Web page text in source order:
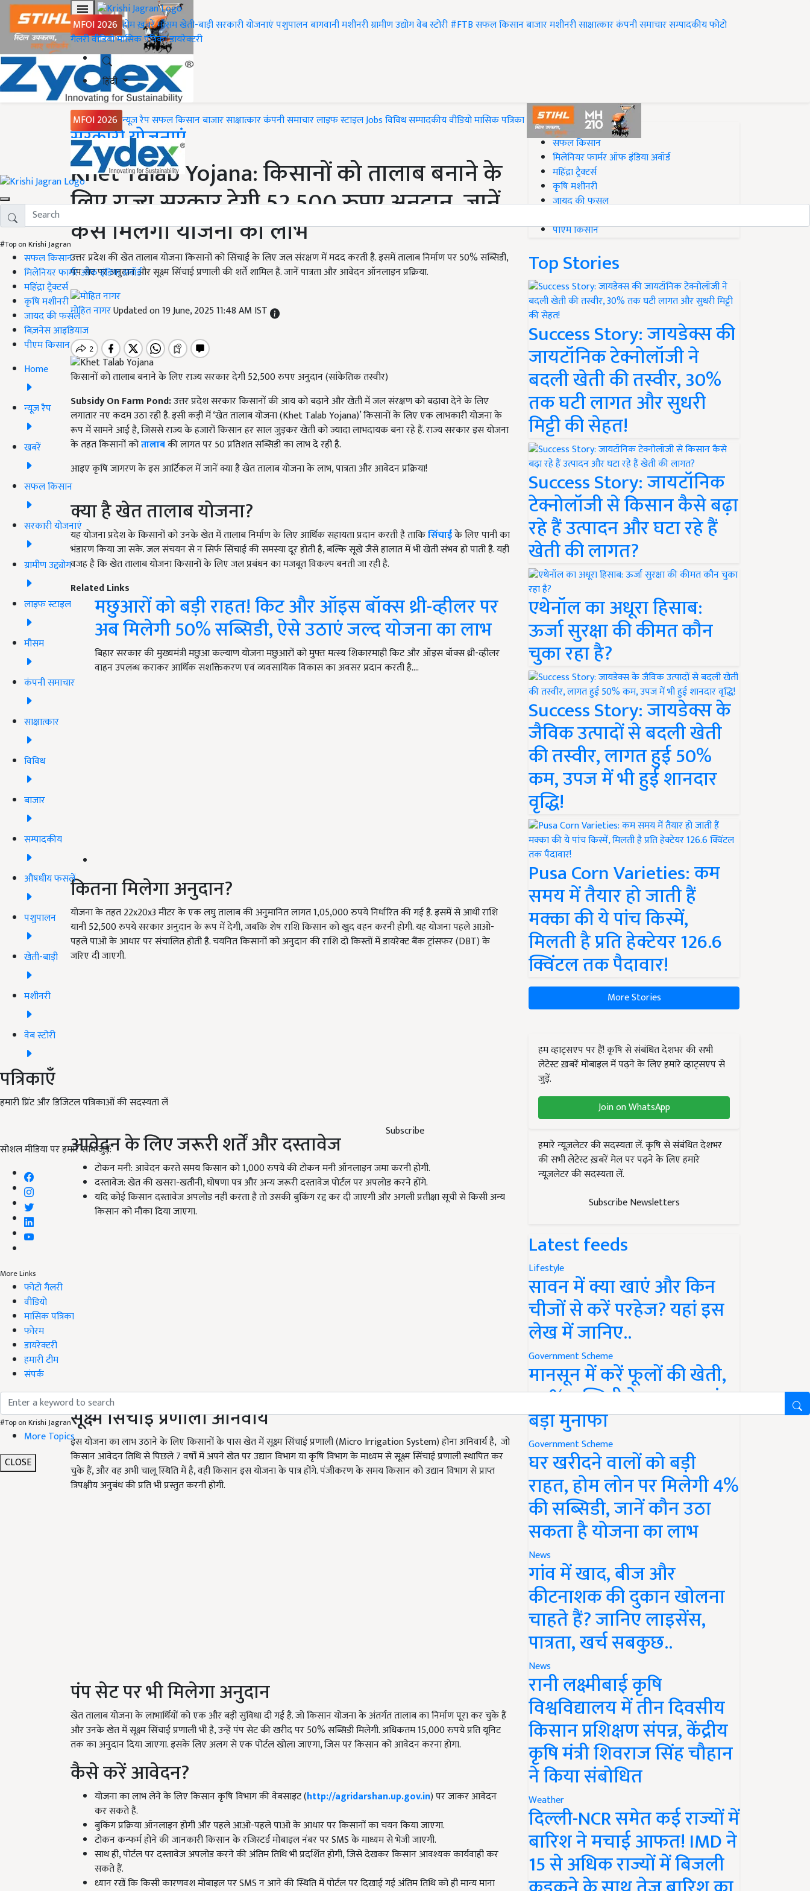
MFOI 2026 होमख़बरेंमौसमखेती-बाड़ीसरकारी योजनाएंपशुपालनबागवानीमशीनरीग्रामीण उद्योगवेब स्टोरी#FTBसफल किसानबाजारमशीनरीसाक्षात्कारकंपनी समाचारसम्पादकीयफोटो
गैलरीवीडियोमासिक पत्रिकाडायरेक्टरी
हिंदी
MFOI 2026 न्यूज़ रैपसफल किसानबाजारसाक्षात्कारकंपनी समाचारलाइफ स्टाइलJobsविविधसम्पादकीयवीडियोमासिक पत्रिका
#Top on Krishi Jagran
सफल किसान
मिलेनियर फार्मर ऑफ इंडिया अवॉर्ड
महिंद्रा ट्रैक्टर्स
कृषि मशीनरी
जायद की फसल
बिज़नेस आइडियाज
पीएम किसान
Home
न्यूज़ रैप
खबरें
सफल किसान
सरकारी योजनाएं
ग्रामीण उद्द्योग
लाइफ स्टाइल
मौसम
कंपनी समाचार
साक्षात्कार
विविध
बाजार
सम्पादकीय
औषधीय फसलें
पशुपालन
खेती-बाड़ी
मशीनरी
वेब स्टोरी
पत्रिकाएँ
हमारी प्रिंट और डिजिटल पत्रिकाओं की सदस्यता लें
Subscribe
सोशल मीडिया पर हमारे साथ जुड़ें:
More Links
फोटो गैलरी
वीडियो
मासिक पत्रिका
फोरम
डायरेक्टरी
हमारी टीम
संपर्क
#Top on Krishi Jagran
More Topics
CLOSE
Home
सरकारी योजनाएं
Khet Talab Yojana: किसानों को तालाब बनाने के
लिए राज्य सरकार देगी 52,500 रुपए अनुदान, जानें
कैसे मिलेगा योजना का लाभ
उत्तर प्रदेश की खेत तालाब योजना किसानों को सिंचाई के लिए जल संरक्षण में मदद करती है. इसमें तालाब निर्माण पर 50% सब्सिडी,
पंप सेट पर अनुदान और सूक्ष्म सिंचाई प्रणाली की शर्तें शामिल हैं. जानें पात्रता और आवेदन ऑनलाइन प्रक्रिया.
मोहित नागरUpdated on 19 June, 2025 11:48 AM IST
किसानों को तालाब बनाने के लिए राज्य सरकार देगी 52,500 रुपए अनुदान (सांकेतिक तस्वीर)
Subsidy On Farm Pond:उत्तर प्रदेश सरकार किसानों की आय को बढ़ाने और खेती में जल संरक्षण को बढ़ावा देने के लिए
लगातार नए कदम उठा रही है. इसी कड़ी में ‘खेत तालाब योजना (Khet Talab Yojana)’ किसानों के लिए एक लाभकारी योजना के
रूप में सामने आई है, जिससे राज्य के हजारों किसान हर साल जुड़कर खेती को ज्यादा लाभदायक बना रहे हैं. राज्य सरकार इस योजना
के तहत किसानों कोतालाबकी लागत पर 50 प्रतिशत सब्सिडी का लाभ दे रही है.
आइए कृषि जागरण के इस आर्टिकल में जानें क्या है खेत तालाब योजना के लाभ, पात्रता और आवेदन प्रक्रिया!
क्या है खेत तालाब योजना?
यह योजना प्रदेश के किसानों को उनके खेत में तालाब निर्माण के लिए आर्थिक सहायता प्रदान करती है ताकिसिंचाईके लिए पानी का
भंडारण किया जा सके. जल संचयन से न सिर्फ सिंचाई की समस्या दूर होती है, बल्कि सूखे जैसे हालात में भी खेती संभव हो पाती है. यही
वजह है कि खेत तालाब योजना किसानों के लिए जल प्रबंधन का मजबूत विकल्प बनती जा रही है.
Related Links
मछुआरों को बड़ी राहत! किट और ऑइस बॉक्स थ्री-व्हीलर पर
अब मिलेगी 50% सब्सिडी, ऐसे उठाएं जल्द योजना का लाभ
बिहार सरकार की मुख्यमंत्री मछुआ कल्याण योजना मछुआरों को मुफ्त मत्स्य शिकारमाही किट और ऑइस बॉक्स थ्री-व्हीलर
वाहन उपलब्ध कराकर आर्थिक सशक्तिकरण एवं व्यवसायिक विकास का अवसर प्रदान करती है.…
कितना मिलेगा अनुदान?
योजना के तहत 22x20x3 मीटर के एक लघु तालाब की अनुमानित लागत 1,05,000 रुपये निर्धारित की गई है. इसमें से आधी राशि
यानी 52,500 रुपये सरकार अनुदान के रूप में देगी, जबकि शेष राशि किसान को खुद वहन करनी होगी. यह योजना पहले आओ-
पहले पाओ के आधार पर संचालित होती है. चयनित किसानों को अनुदान की राशि दो किस्तों में डायरेक्ट बैंक ट्रांसफर (DBT) के
जरिए दी जाएगी.
आवेदन के लिए जरूरी शर्तें और दस्तावेज
टोकन मनी: आवेदन करते समय किसान को 1,000 रुपये की टोकन मनी ऑनलाइन जमा करनी होगी.
दस्तावेज: खेत की खसरा-खतौनी, घोषणा पत्र और अन्य जरूरी दस्तावेज पोर्टल पर अपलोड करने होंगे.
यदि कोई किसान दस्तावेज अपलोड नहीं करता है तो उसकी बुकिंग रद्द कर दी जाएगी और अगली प्रतीक्षा सूची से किसी अन्य
किसान को मौका दिया जाएगा.
सूक्ष्म सिंचाई प्रणाली अनिवार्य
इस योजना का लाभ उठाने के लिए किसानों के पास खेत में सूक्ष्म सिंचाई प्रणाली (Micro Irrigation System) होना अनिवार्य है, जो
किसान आवेदन तिथि से पिछले 7 वर्षों में अपने खेत पर उद्यान विभाग या कृषि विभाग के माध्यम से सूक्ष्म सिंचाई प्रणाली स्थापित कर
चुके हैं, और वह अभी चालू स्थिति में है, वही किसान इस योजना के पात्र होंगे. पंजीकरण के समय किसान को उद्यान विभाग से प्राप्त
त्रिपक्षीय अनुबंध की प्रति भी प्रस्तुत करनी होगी.
पंप सेट पर भी मिलेगा अनुदान
खेत तालाब योजना के लाभार्थियों को एक और बड़ी सुविधा दी गई है. जो किसान योजना के अंतर्गत तालाब का निर्माण पूरा कर चुके हैं
और उनके खेत में सूक्ष्म सिंचाई प्रणाली भी है, उन्हें पंप सेट की खरीद पर 50% सब्सिडी मिलेगी. अधिकतम 15,000 रुपये प्रति यूनिट
तक का अनुदान दिया जाएगा. इसके लिए अलग से एक पोर्टल खोला जाएगा, जिस पर किसान को आवेदन करना होगा.
कैसे करें आवेदन?
योजना का लाभ लेने के लिए किसान कृषि विभाग की वेबसाइट (http://agridarshan.up.gov.in) पर जाकर आवेदन
कर सकते हैं.
बुकिंग प्रक्रिया ऑनलाइन होगी और पहले आओ-पहले पाओ के आधार पर किसानों का चयन किया जाएगा.
टोकन कन्फर्म होने की जानकारी किसान के रजिस्टर्ड मोबाइल नंबर पर SMS के माध्यम से भेजी जाएगी.
साथ ही, पोर्टल पर दस्तावेज अपलोड करने की अंतिम तिथि भी प्रदर्शित होगी, जिसे देखकर किसान आवश्यक कार्यवाही कर
सकते हैं.
ध्यान रखें कि किसी कारणवश मोबाइल पर SMS न आने की स्थिति में पोर्टल पर दिखाई गई अंतिम तिथि को ही मान्य माना
#Top on Krishi Jagran
सफल किसान
मिलेनियर फार्मर ऑफ इंडिया अवॉर्ड
महिंद्रा ट्रैक्टर्स
कृषि मशीनरी
जायद की फसल
पीएम किसान
Top Stories
Success Story: जायडेक्स की
जायटॉनिक टेक्नोलॉजी ने
बदली खेती की तस्वीर, 30%
तक घटी लागत और सुधरी
मिट्टी की सेहत!
Success Story: जायटॉनिक
टेक्नोलॉजी से किसान कैसे बढ़ा
रहे हैं उत्पादन और घटा रहे हैं
खेती की लागत?
एथेनॉल का अधूरा हिसाब:
ऊर्जा सुरक्षा की कीमत कौन
चुका रहा है?
Success Story: जायडेक्स के
जैविक उत्पादों से बदली खेती
की तस्वीर, लागत हुई 50%
कम, उपज में भी हुई शानदार
वृद्धि!
Pusa Corn Varieties: कम
समय में तैयार हो जाती हैं
मक्का की ये पांच किस्में,
मिलती है प्रति हेक्टेयर 126.6
क्विंटल तक पैदावार!
More Stories
हम व्हाट्सएप पर हैं! कृषि से संबंधित देशभर की सभी
लेटेस्ट ख़बरें मोबाइल में पढ़ने के लिए हमारे व्हाट्सएप से
जुड़ें.
Join on WhatsApp
हमारे न्यूज़लेटर की सदस्यता लें. कृषि से संबंधित देशभर
की सभी लेटेस्ट ख़बरें मेल पर पढ़ने के लिए हमारे
न्यूज़लेटर की सदस्यता लें.
Subscribe Newsletters
Latest feeds
Lifestyle
सावन में क्या खाएं और किन
चीजों से करें परहेज? यहां इस
लेख में जानिए..
Government Scheme
मानसून में करें फूलों की खेती,
50% सब्सिडी के साथ कमाएं
बड़ा मुनाफा
Government Scheme
घर खरीदने वालों को बड़ी
राहत, होम लोन पर मिलेगी 4%
की सब्सिडी, जानें कौन उठा
सकता है योजना का लाभ
News
गांव में खाद, बीज और
कीटनाशक की दुकान खोलना
चाहते हैं? जानिए लाइसेंस,
पात्रता, खर्च सबकुछ..
News
रानी लक्ष्मीबाई कृषि
विश्वविद्यालय में तीन दिवसीय
किसान प्रशिक्षण संपन्न, केंद्रीय
कृषि मंत्री शिवराज सिंह चौहान
ने किया संबोधित
Weather
दिल्ली-NCR समेत कई राज्यों में
बारिश ने मचाई आफत! IMD ने
15 से अधिक राज्यों में बिजली